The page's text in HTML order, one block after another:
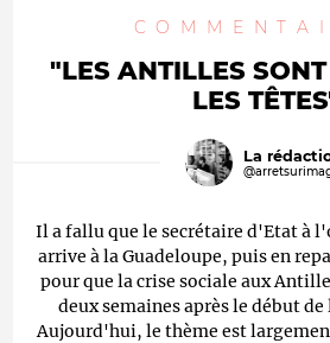
"LES ANTILLES
LES
La
Il a fallu que le secrétaire d'Etat à
arrive à la Guadeloupe, puis en
pour que la crise sociale aux
deux semaines après le début
Aujourd'hui, le thème est